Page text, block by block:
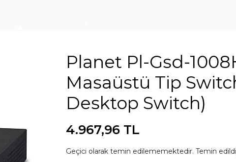
Planet Pl-Gsd-
Masaüstü Tip
Desktop Switch)
4.967,96 TL
Geçici olarak temin edilememektedir. Temin